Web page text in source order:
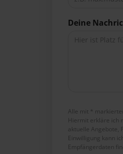
Deine
Alle mit *
Hiermit erkläre ich
aktuelle
Einwilligung kann
Empfängerdaten